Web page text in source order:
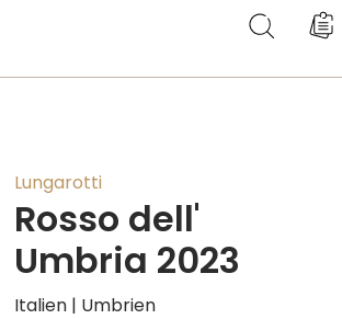
Du
Lungarotti
Rosso dell'
Umbria 2023
Italien | Umbrien